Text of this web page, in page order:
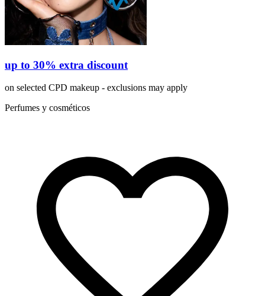
up to 30% extra discount
on selected CPD makeup - exclusions may apply
Perfumes y cosméticos